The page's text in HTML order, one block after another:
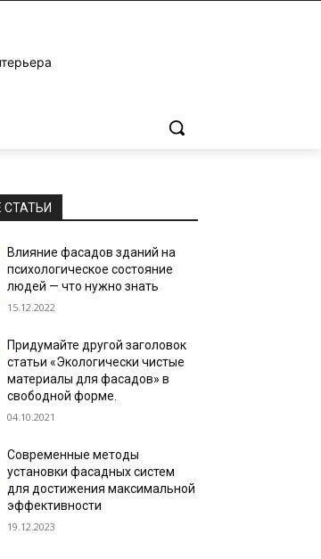
СТАТЬИ
Влияние фасадов зданий на
психологическое состояние
людей — что нужно знать
15.12.2022
Придумайте другой заголовок
статьи «Экологически чистые
материалы для фасадов» в
свободной форме.
04.10.2021
Современные методы
установки фасадных систем
для достижения максимальной
эффективности
19.12.2023